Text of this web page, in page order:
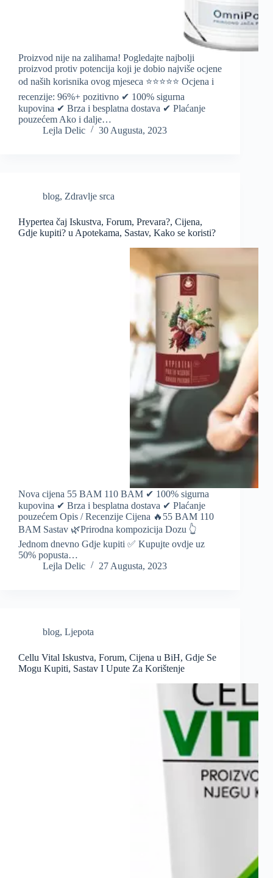
Proizvod nije na zalihama! Pogledajte najbolji
proizvod protiv potencija koji je dobio najviše ocjene
od naših korisnika ovog mjeseca ⭐️⭐️⭐️⭐️⭐️ Ocjena i
recenzije: 96%+ pozitivno ✔ 100% sigurna
kupovina ✔ Brza i besplatna dostava ✔ Plaćanje
pouzećem Ako i dalje…
Lejla Delic
30 Augusta, 2023
blog, Zdravlje srca
Hypertea čaj Iskustva, Forum, Prevara?, Cijena,
Gdje kupiti? u Apotekama, Sastav, Kako se koristi?
Nova cijena 55 BAM 110 BAM ✔ 100% sigurna
kupovina ✔ Brza i besplatna dostava ✔ Plaćanje
pouzećem Opis / Recenzije Cijena 🔥55 BAM 110
BAM Sastav 🌿Prirodna kompozicija Dozu 👆
Jednom dnevno Gdje kupiti ✅ Kupujte ovdje uz
50% popusta…
Lejla Delic
27 Augusta, 2023
blog, Ljepota
Cellu Vital Iskustva, Forum, Cijena u BiH, Gdje Se
Mogu Kupiti, Sastav I Upute Za Korištenje